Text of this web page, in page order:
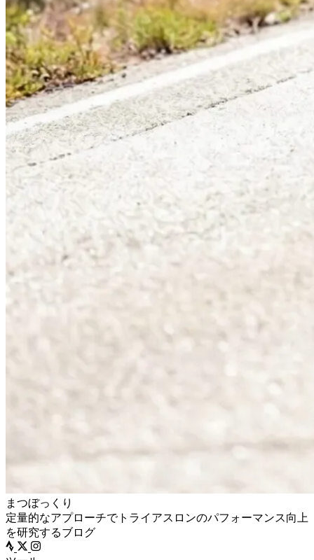
まつぼっくり
定量的なアプローチでトライアスロンのパフォーマンス向上
を研究するブログ